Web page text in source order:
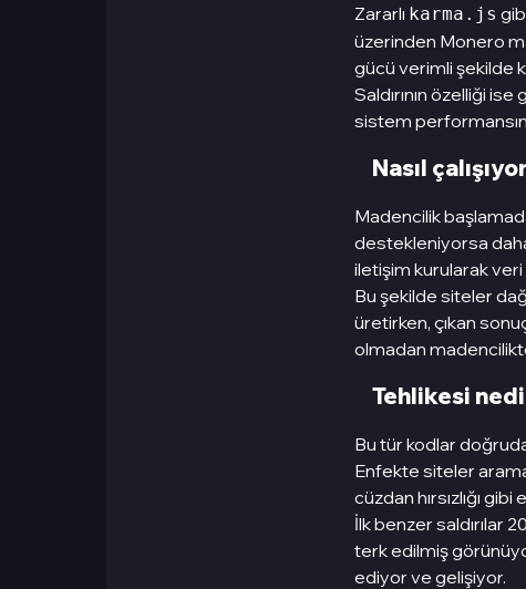
Zararlı karma.js
üzerinden Monero
gücü verimli şekilde
Saldırının özelliği
sistem
Nasıl
Madencilik
destekleniyorsa
iletişim kurularak
Bu şekilde siteler
üretirken, çıkan
olmadan
Tehlikesi
Bu tür kodlar
Enfekte siteler
cüzdan hırsızlığı
İlk benzer saldırılar
terk edilmiş
ediyor ve gelişiyor.